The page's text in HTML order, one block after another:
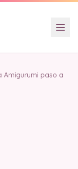
Amigurumi paso a